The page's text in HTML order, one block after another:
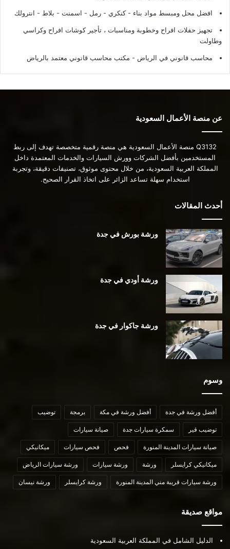
افضل محل ومبسط مواد بناء - كنكري - رمل - اسمنت - بلاط - انترولك
تجهيز حفلات افراح وخطوبة ومناسبات ، تأجير كوشات افراح وكراسي
وطاولت
محاسب قانوني في الرياض - مكتب محاسب قانوني معتمد بالرياض
عن منصة الأعمال السعودية
Q3132 منصة الأعمال السعودية هي منصة رقمية متخصصة تهدف إلى ربط
المستخدمين بأفضل الشركات وورش السيارات والخدمات المعتمدة داخل
المملكة العربية السعودية، من خلال محتوى موثوق، تصنيفات دقيقة، وتجربة
استخدام سهلة تساعد الزائر على اتخاذ القرار الصحيح.
أحدث المقالات
ورشة بورش في جدة
ورشة أودي في جدة
ورشة جاكوار في جدة
وسوم
أفضل ورشة في جدة أفضل ورشة في مكة برمجة توضيب
توضيب قير سمكرة سيارات جدة صيانة سيارات
صيانة سيارات المدينة المنورة فحص فحص سيارات ميكانيكي
ميكانيكي كرايسلر ورشة ورشة سيارات ورشة سيارات الرياض
ورشة سيارات قريبة مني المدينة المنورة ورشة كرايسلر ورشة نيسان
مواقع صديقة
الدليل الشامل في المملكة العربية السعودية